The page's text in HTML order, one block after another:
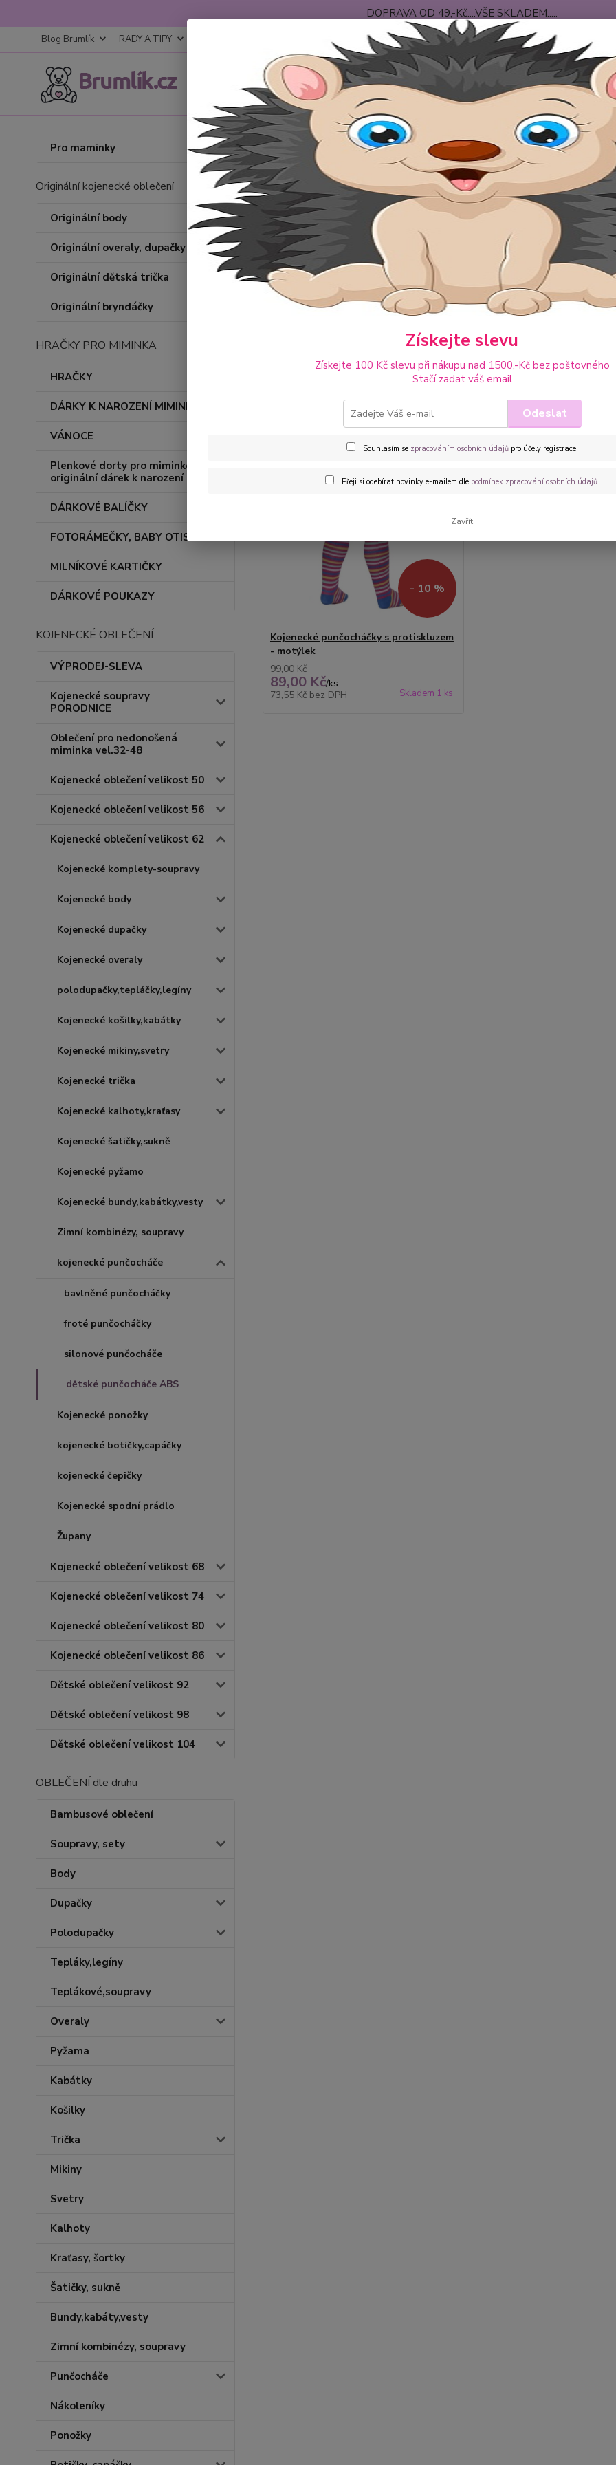
DOPRAVA OD 49,-Kč....VŠE SKLADEM.....
Blog Brumlík RADY A TIPY OBCHODNÍ PODMÍNKY DOPRAVA-PLATBA O NÁS
po-pá
Pro maminky
Originální kojenecké oblečení
Originální body
Originální overaly, dupačky
Originální dětská trička
Originální bryndáčky
HRAČKY PRO MIMINKA
HRAČKY
DÁRKY K NAROZENÍ MIMINKA
VÁNOCE
Plenkové dorty pro miminko –
originální dárek k narození
DÁRKOVÉ BALÍČKY
FOTORÁMEČKY, BABY OTISKY
MILNÍKOVÉ KARTIČKY
DÁRKOVÉ POUKAZY
KOJENECKÉ OBLEČENÍ
VÝPRODEJ-SLEVA
Kojenecké soupravy
PORODNICE
Oblečení pro nedonošená
miminka vel.32-48
Kojenecké oblečení velikost 50
Kojenecké oblečení velikost 56
Kojenecké oblečení velikost 62
Kojenecké komplety-soupravy
Kojenecké body
Kojenecké dupačky
Kojenecké overaly
polodupačky,tepláčky,legíny
Kojenecké košilky,kabátky
Kojenecké mikiny,svetry
Kojenecké trička
Kojenecké kalhoty,kraťasy
Kojenecké šatičky,sukně
Kojenecké pyžamo
Kojenecké bundy,kabátky,vesty
Zimní kombinézy, soupravy
kojenecké punčocháče
bavlněné punčocháčky
froté punčocháčky
silonové punčocháče
dětské punčocháče ABS
Kojenecké ponožky
kojenecké botičky,capáčky
kojenecké čepičky
Kojenecké spodní prádlo
Župany
Kojenecké oblečení velikost 68
Kojenecké oblečení velikost 74
Kojenecké oblečení velikost 80
Kojenecké oblečení velikost 86
Dětské oblečení velikost 92
Dětské oblečení velikost 98
Dětské oblečení velikost 104
OBLEČENÍ dle druhu
Bambusové oblečení
Soupravy, sety
Body
Dupačky
Polodupačky
Tepláky,legíny
Teplákové,soupravy
Overaly
Pyžama
Kabátky
Košilky
Trička
Mikiny
Svetry
Kalhoty
Kraťasy, šortky
Šatičky, sukně
Bundy,kabáty,vesty
Zimní kombinézy, soupravy
Punčocháče
Nákoleníky
Ponožky
Úvod Kojenecké oblečení velikost 62 kojenecké punčocháče dětské
dětské punčocháče ABS
Upřesnit
Cena: Kč
- 10 %
Kojenecké punčocháčky s protiskluzem
- motýlek
99,00 Kč
89,00 Kč/ks
73,55 Kč bez DPH Skladem 1 ks
Získejte slevu
Získejte 100 Kč slevu při nákupu nad 1500,-Kč bez poštovného
Stačí zadat váš email
Odeslat
Souhlasím se zpracováním osobních údajůpro účely registrace.
Přeji si odebírat novinky e-mailem dle podmínek zpracování osobních údajů.
Zavřít